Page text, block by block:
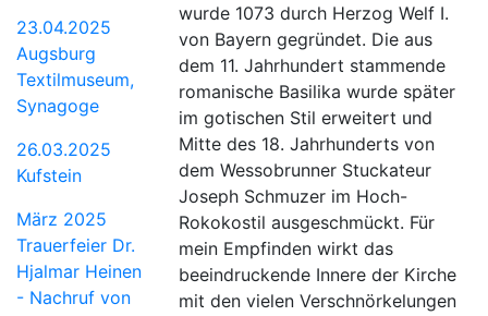
23.04.2025
Augsburg
Textilmuseum,
Synagoge
26.03.2025
Kufstein
März 2025
Trauerfeier Dr.
Hjalmar Heinen
- Nachruf von
wurde 1073 durch Herzog Welf I.
von Bayern gegründet. Die aus
dem 11. Jahrhundert stammende
romanische Basilika wurde später
im gotischen Stil erweitert und
Mitte des 18. Jahrhunderts von
dem Wessobrunner Stuckateur
Joseph Schmuzer im Hoch-
Rokokostil ausgeschmückt. Für
mein Empfinden wirkt das
beeindruckende Innere der Kirche
mit den vielen Verschnörkelungen